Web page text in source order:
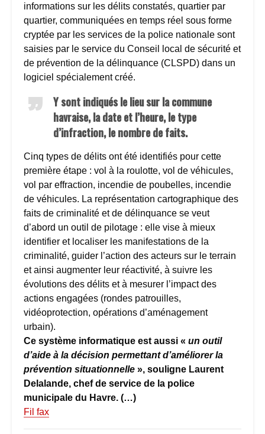
informations sur les délits constatés, quartier par
quartier, communiquées en temps réel sous forme
cryptée par les services de la police nationale sont
saisies par le service du Conseil local de sécurité et
de prévention de la délinquance (CLSPD) dans un
logiciel spécialement créé.
Y sont indiqués le lieu sur la commune
havraise, la date et l’heure, le type
d’infraction, le nombre de faits.
Cinq types de délits ont été identifiés pour cette
première étape : vol à la roulotte, vol de véhicules,
vol par effraction, incendie de poubelles, incendie
de véhicules. La représentation cartographique des
faits de criminalité et de délinquance se veut
d’abord un outil de pilotage : elle vise à mieux
identifier et localiser les manifestations de la
criminalité, guider l’action des acteurs sur le terrain
et ainsi augmenter leur réactivité, à suivre les
évolutions des délits et à mesurer l’impact des
actions engagées (rondes patrouilles,
vidéoprotection, opérations d’aménagement
urbain).
Ce système informatique est aussi « un outil
d’aide à la décision permettant d’améliorer la
prévention situationnelle », souligne Laurent
Delalande, chef de service de la police
municipale du Havre. (…)
Fil fax